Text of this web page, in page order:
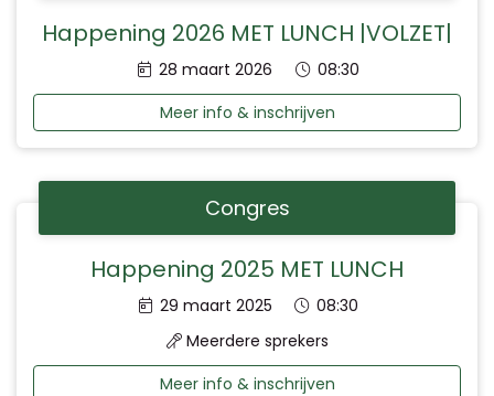
Happening 2026 MET LUNCH |VOLZET|
Datum:
28 maart 2026 Tijd:
08:30
Meer info & inschrijven
Congres
Happening 2025 MET LUNCH
Datum:
29 maart 2025 Tijd:
08:30
Meerdere sprekers
Meer info & inschrijven